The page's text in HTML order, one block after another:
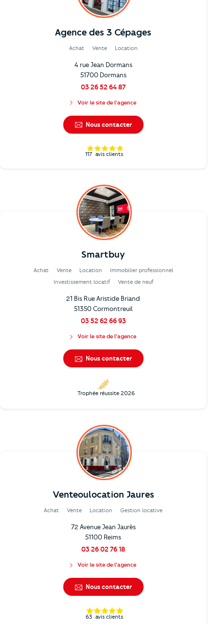
Agence des 3 Cépages
Achat Vente Location
4 rue Jean Dormans
51700 Dormans
03 26 52 64 87
Voir le site de l'agence
Nous contacter
117 avis clients
Smartbuy
Achat Vente Location
Immobilier professionnel
Investissement locatif
Vente de neuf
21 Bis Rue Aristide Briand
51350 Cormontreuil
03 52 62 66 93
Voir le site de l'agence
Nous contacter
Trophée réussite 2026
Venteoulocation Jaures
Achat Vente Location Gestion locative
72 Avenue Jean Jaurès
51100 Reims
03 26 02 76 18
Voir le site de l'agence
Nous contacter
63 avis clients